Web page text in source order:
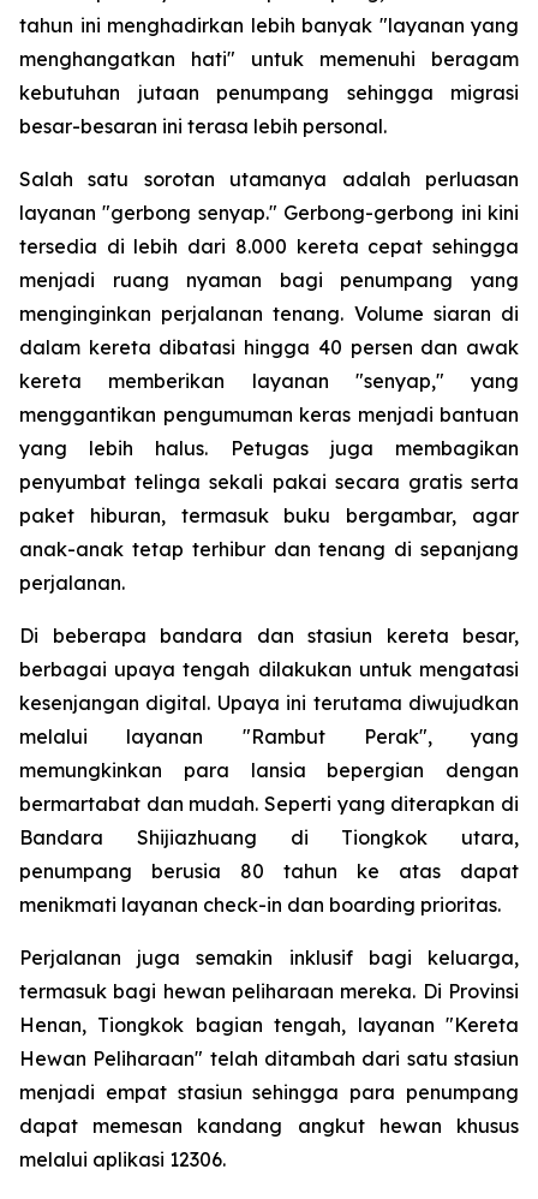
tahun ini menghadirkan lebih banyak "layanan yang
menghangatkan hati" untuk memenuhi beragam
kebutuhan jutaan penumpang sehingga migrasi
besar-besaran ini terasa lebih personal.
Salah satu sorotan utamanya adalah perluasan
layanan "gerbong senyap." Gerbong-gerbong ini kini
tersedia di lebih dari 8.000 kereta cepat sehingga
menjadi ruang nyaman bagi penumpang yang
menginginkan perjalanan tenang. Volume siaran di
dalam kereta dibatasi hingga 40 persen dan awak
kereta memberikan layanan "senyap," yang
menggantikan pengumuman keras menjadi bantuan
yang lebih halus. Petugas juga membagikan
penyumbat telinga sekali pakai secara gratis serta
paket hiburan, termasuk buku bergambar, agar
anak-anak tetap terhibur dan tenang di sepanjang
perjalanan.
Di beberapa bandara dan stasiun kereta besar,
berbagai upaya tengah dilakukan untuk mengatasi
kesenjangan digital. Upaya ini terutama diwujudkan
melalui layanan "Rambut Perak", yang
memungkinkan para lansia bepergian dengan
bermartabat dan mudah. Seperti yang diterapkan di
Bandara Shijiazhuang di Tiongkok utara,
penumpang berusia 80 tahun ke atas dapat
menikmati layanan check-in dan boarding prioritas.
Perjalanan juga semakin inklusif bagi keluarga,
termasuk bagi hewan peliharaan mereka. Di Provinsi
Henan, Tiongkok bagian tengah, layanan "Kereta
Hewan Peliharaan" telah ditambah dari satu stasiun
menjadi empat stasiun sehingga para penumpang
dapat memesan kandang angkut hewan khusus
melalui aplikasi 12306.